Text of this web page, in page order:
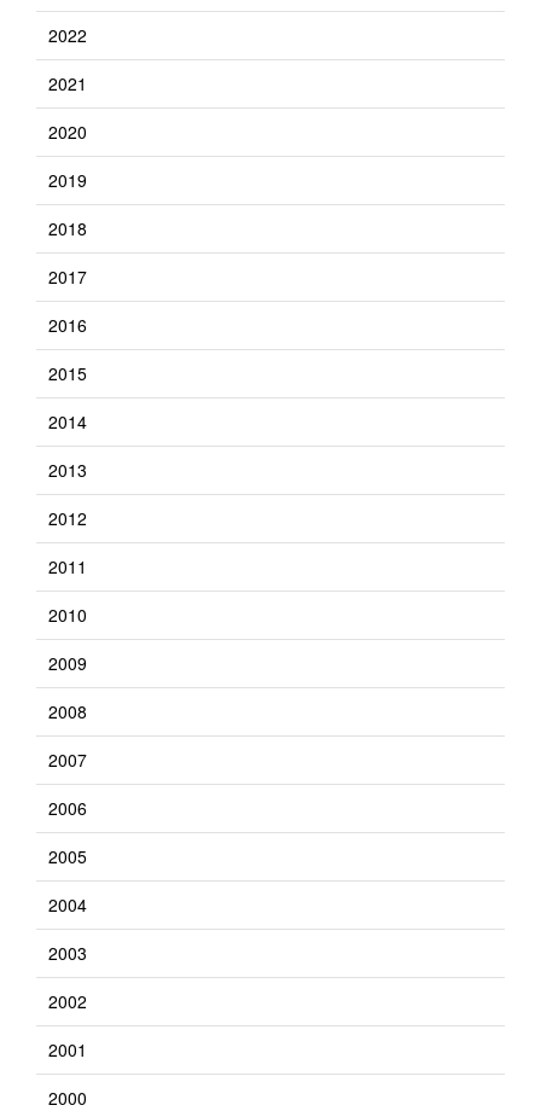
2022
2021
2020
2019
2018
2017
2016
2015
2014
2013
2012
2011
2010
2009
2008
2007
2006
2005
2004
2003
2002
2001
2000